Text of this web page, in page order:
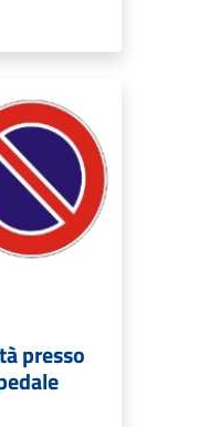
presso